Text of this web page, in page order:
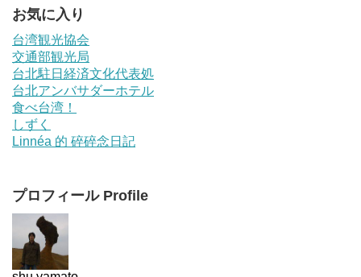
お気に入り
台湾観光協会
交通部観光局
台北駐日経済文化代表処
台北アンバサダーホテル
食べ台湾！
しずく
Linnéa 的 碎碎念日記
プロフィール Profile